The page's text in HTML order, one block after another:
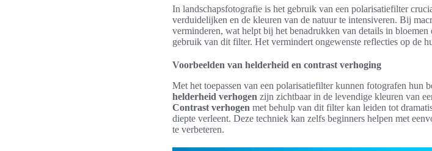
In landschapsfotografie is het gebruik van een polarisatiefilter
verduidelijken en de kleuren van de natuur te intensiveren. Bij
verminderen, wat helpt bij het benadrukken van details in
gebruik van dit filter. Het vermindert ongewenste reflecties op de
Voorbeelden van helderheid en contrast verhoging
Met het toepassen van een polarisatiefilter kunnen fotografen hun
helderheid verhogen zijn zichtbaar in de levendige kleuren van
Contrast verhogen met behulp van dit filter kan leiden tot
diepte verleent. Deze techniek kan zelfs beginners helpen met
te verbeteren.